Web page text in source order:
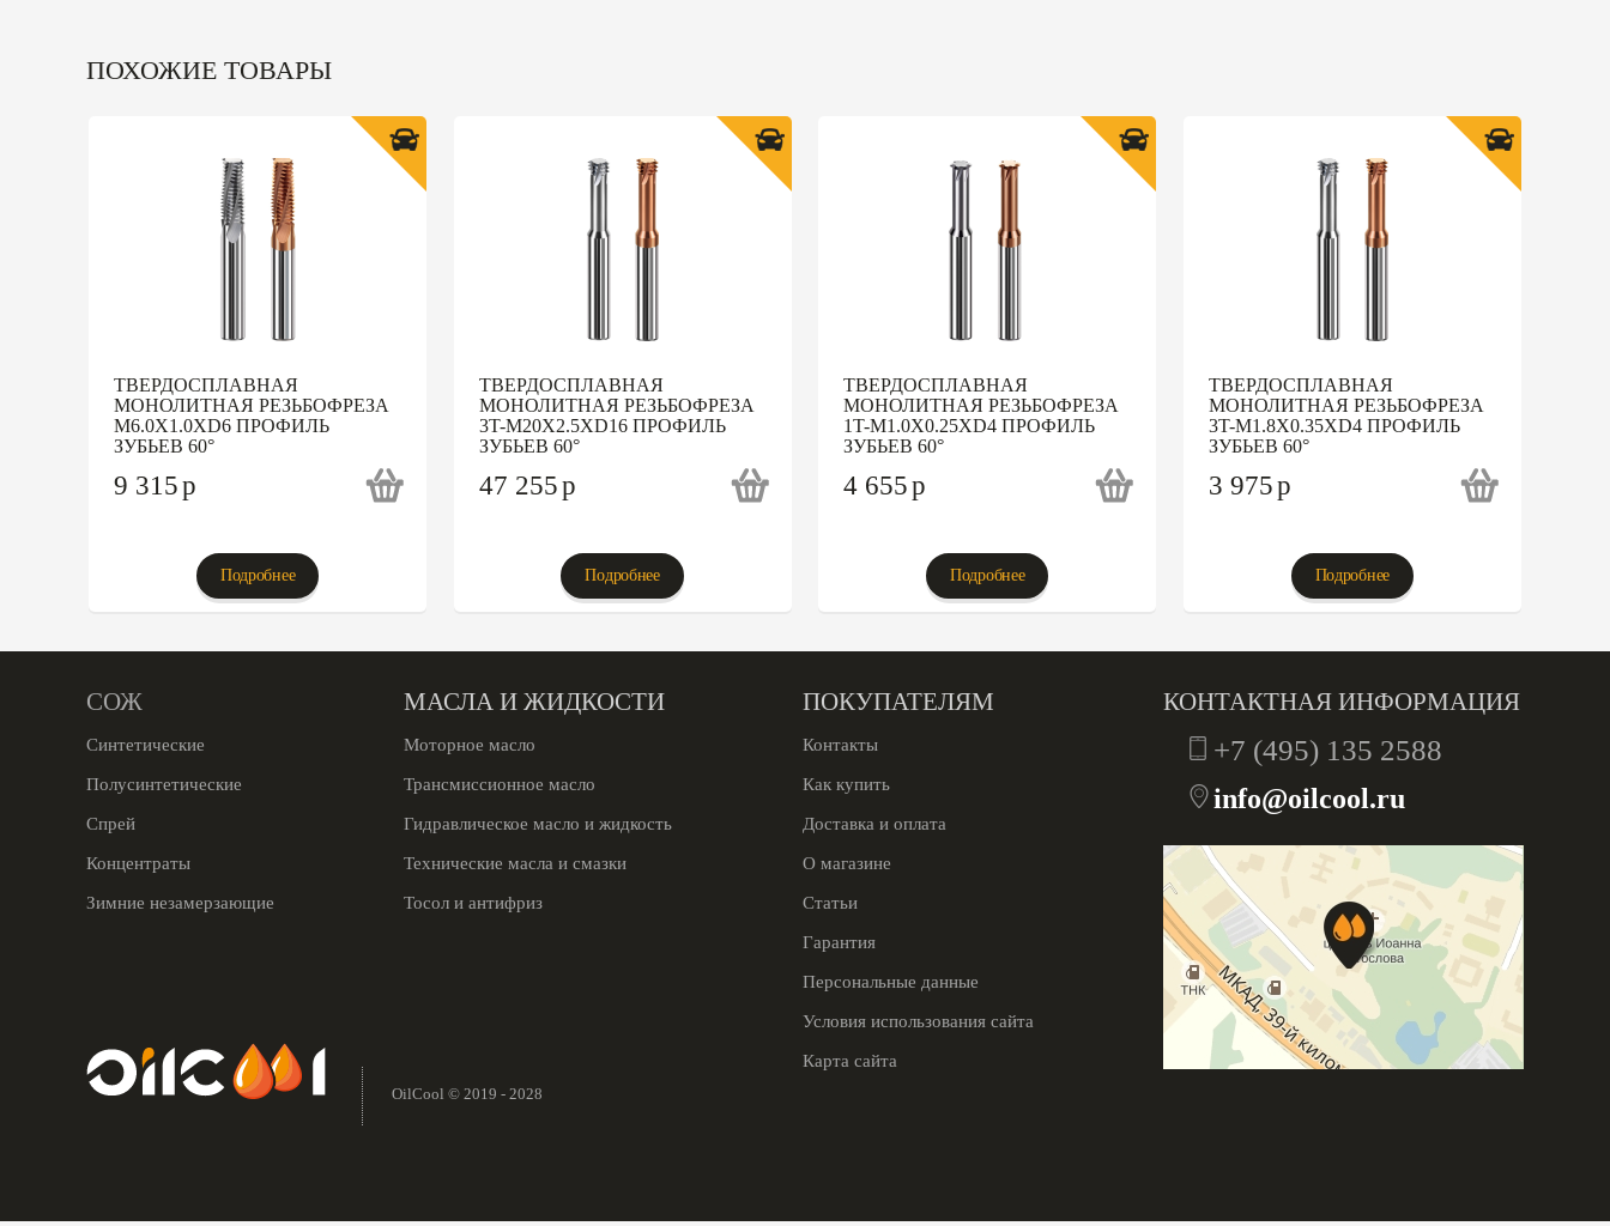
ПОХОЖИЕ ТОВАРЫ
ТВЕРДОСПЛАВНАЯ
МОНОЛИТНАЯ РЕЗЬБОФРЕЗА
M6.0X1.0XD6 ПРОФИЛЬ
ЗУБЬЕВ 60°
9 315p
Подробнее
ТВЕРДОСПЛАВНАЯ
МОНОЛИТНАЯ РЕЗЬБОФРЕЗА
3T-M20X2.5XD16 ПРОФИЛЬ
ЗУБЬЕВ 60°
47 255p
Подробнее
ТВЕРДОСПЛАВНАЯ
МОНОЛИТНАЯ РЕЗЬБОФРЕЗА
1T-M1.0X0.25XD4 ПРОФИЛЬ
ЗУБЬЕВ 60°
4 655p
Подробнее
ТВЕРДОСПЛАВНАЯ
МОНОЛИТНАЯ РЕЗЬБОФРЕЗА
3T-M1.8X0.35XD4 ПРОФИЛЬ
ЗУБЬЕВ 60°
3 975p
Подробнее
СОЖ
Синтетические
Полусинтетические
Спрей
Концентраты
Зимние незамерзающие
МАСЛА И ЖИДКОСТИ
Моторное масло
Трансмиссионное масло
Гидравлическое масло и жидкость
Технические масла и смазки
Тосол и антифриз
ПОКУПАТЕЛЯМ
Контакты
Как купить
Доставка и оплата
О магазине
Статьи
Гарантия
Персональные данные
Условия использования сайта
Карта сайта
КОНТАКТНАЯ ИНФОРМАЦИЯ
+7 (495) 135 2588
info@oilcool.ru
OilCool © 2019 - 2028